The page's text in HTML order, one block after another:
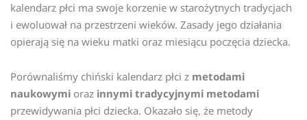
kalendarz płci ma swoje korzenie w starożytnych tradycjach
i ewoluował na przestrzeni wieków. Zasady jego działania
opierają się na wieku matki oraz miesiącu poczęcia dziecka.
Porównaliśmy chiński kalendarz płci z metodami
naukowymi oraz innymi tradycyjnymi metodami
przewidywania płci dziecka. Okazało się, że metody